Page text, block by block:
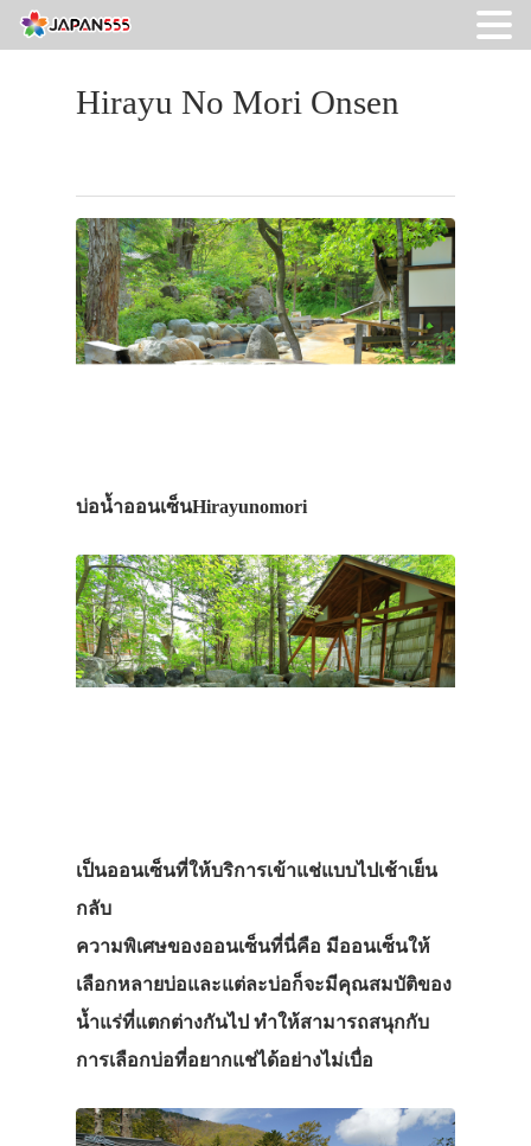
Hirayu No Mori Onsen
บ่อน้ำออนเซ็นHirayunomori
เป็นออนเซ็นที่ให้บริการเข้าแช่แบบไปเช้าเย็น
กลับ
ความพิเศษของออนเซ็นที่นี่คือ มีออนเซ็นให้
เลือกหลายบ่อและแต่ละบ่อก็จะมีคุณสมบัติของ
น้ำแร่ที่แตกต่างกันไป ทำให้สามารถสนุกกับ
การเลือกบ่อที่อยากแช่ได้อย่างไม่เบื่อ